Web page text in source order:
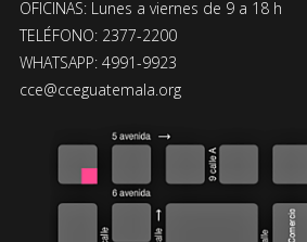
OFICINAS: Lunes a viernes de 9 a 18 h
TELÉFONO: 2377-2200
WHATSAPP: 4991-9923
cce@cceguatemala.org